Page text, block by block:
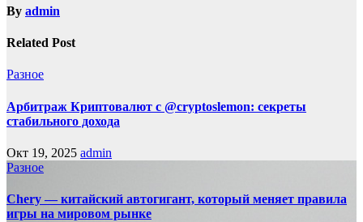
By admin
Related Post
Разное
Арбитраж Криптовалют с @cryptoslemon: секреты
стабильного дохода
Окт 19, 2025 admin
Разное
Chery — китайский автогигант, который меняет правила
игры на мировом рынке